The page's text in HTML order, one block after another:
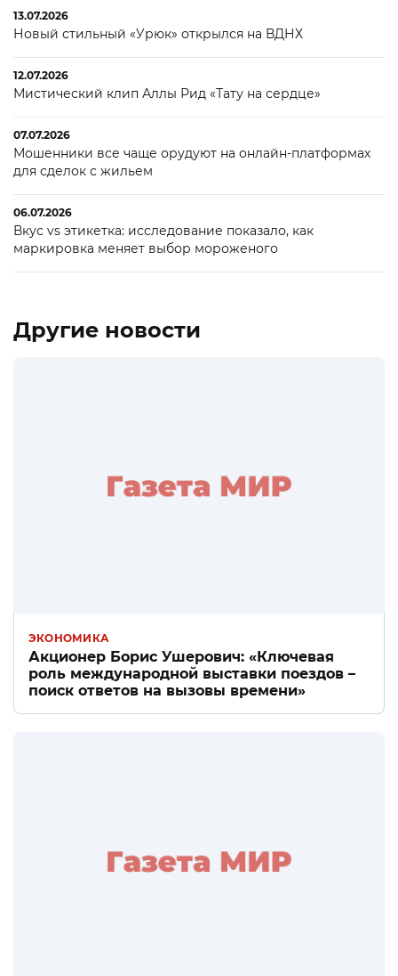
13.07.2026
Новый стильный «Урюк» открылся на ВДНХ
12.07.2026
Мистический клип Аллы Рид «Тату на сердце»
07.07.2026
Мошенники все чаще орудуют на онлайн-платформах
для сделок с жильем
06.07.2026
Вкус vs этикетка: исследование показало, как
маркировка меняет выбор мороженого
Другие новости
ЭКОНОМИКА
Акционер Борис Ушерович: «Ключевая
роль международной выставки поездов –
поиск ответов на вызовы времени»